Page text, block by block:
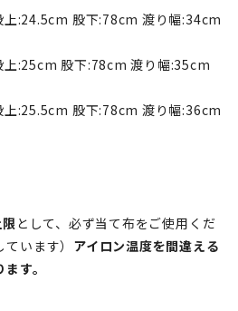
:24.5cm 股下:78cm 渡り幅:34cm
:25cm 股下:78cm 渡り幅:35cm
:25.5cm 股下:78cm 渡り幅:36cm
として、必ず当て布をご使用くだ
います） アイロン温度を間違える
す。